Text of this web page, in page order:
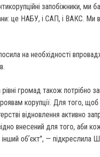
запобіжники,
це НАБУ, і САП, і ВАКС. Ми
на необхідності
громад також потрібно
корупції. Для того,
відновлення активно
внесений для того, аби
обʼєкт", — підкреслила